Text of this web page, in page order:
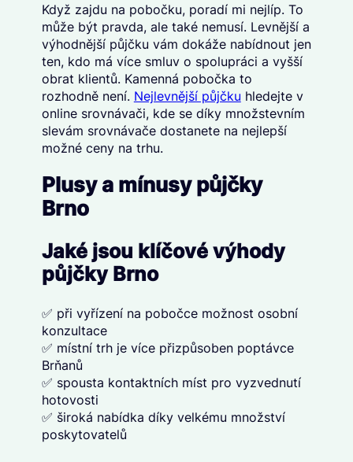
Když zajdu na pobočku, poradí mi nejlíp. To
může být pravda, ale také nemusí. Levnější a
výhodnější půjčku vám dokáže nabídnout jen
ten, kdo má více smluv o spolupráci a vyšší
obrat klientů. Kamenná pobočka to
rozhodně není. Nejlevnější půjčku hledejte v
online srovnávači, kde se díky množstevním
slevám srovnávače dostanete na nejlepší
možné ceny na trhu.
Plusy a mínusy půjčky
Brno
Jaké jsou klíčové výhody
půjčky Brno
✅ při vyřízení na pobočce možnost osobní
konzultace
✅ místní trh je více přizpůsoben poptávce
Brňanů
✅ spousta kontaktních míst pro vyzvednutí
hotovosti
✅ široká nabídka díky velkému množství
poskytovatelů